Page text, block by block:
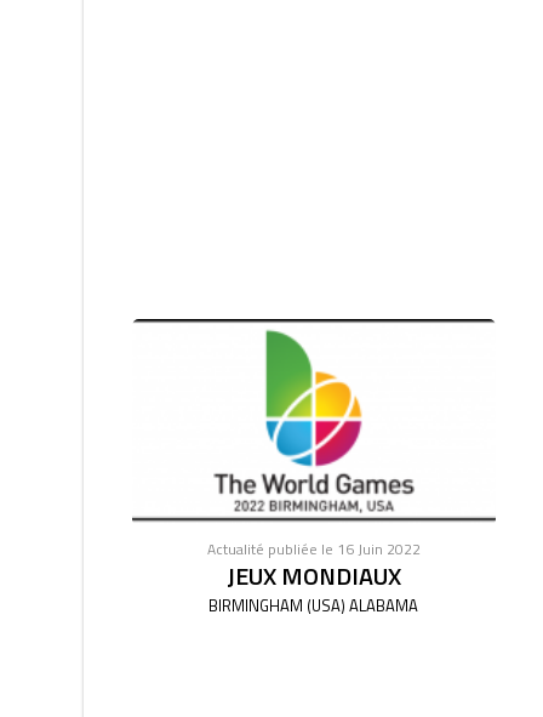
Actualité publiée le 16 Juin 2022
JEUX MONDIAUX
BIRMINGHAM (USA) ALABAMA